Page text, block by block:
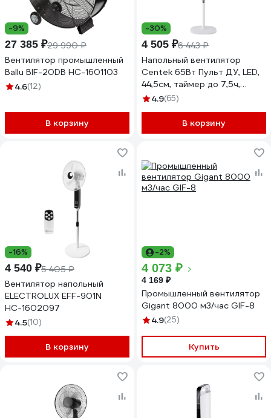
-9%
27 385 ₽29 990 ₽
Вентилятор промышленный
Ballu BIF-20DB НС-1601103
4.6(12)
В корзину
-30%
4 505 ₽6 443 ₽
Напольный вентилятор
Centek 65Вт Пульт ДУ, LED,
44,5см, таймер до 7,5ч,
тяжелая база CT-5023
4.9(65)
В корзину
-16%
4 540 ₽5 405 ₽
Вентилятор напольный
ELECTROLUX EFF-901N
НС-1602097
4.5(10)
В корзину
-2%
4 073 ₽
4 169 ₽
Промышленный вентилятор
Gigant 8000 м3/час GIF-8
4.9(25)
Купить